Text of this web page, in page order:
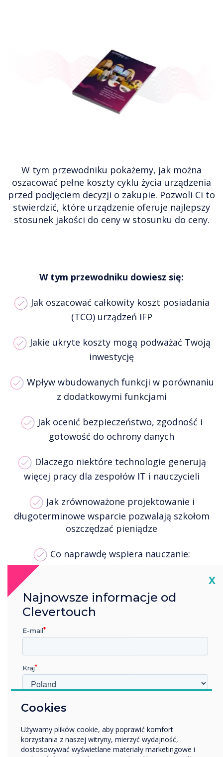
W tym przewodniku pokażemy, jak można
oszacować pełne koszty cyklu życia urządzenia
przed podjęciem decyzji o zakupie. Pozwoli Ci to
stwierdzić, które urządzenie oferuje najlepszy
stosunek jakości do ceny w stosunku do ceny.
W tym przewodniku dowiesz się:
Jak oszacować całkowity koszt posiadania
(TCO) urządzeń IFP
Jakie ukryte koszty mogą podważać Twoją
inwestycję
Wpływ wbudowanych funkcji w porównaniu
z dodatkowymi funkcjami
Jak ocenić bezpieczeństwo, zgodność i
gotowość do ochrony danych
Dlaczego niektóre technologie generują
więcej pracy dla zespołów IT i nauczycieli
Jak zrównoważone projektowanie i
długoterminowe wsparcie pozwalają szkołom
oszczędzać pieniądze
Co naprawdę wspiera nauczanie:
użyteczność, niezawodność i inteligentna
Niezależnie od tego, czy jesteś w trakcie
wdrażania, czy też dokonujesz przeglądu
konfiguracji swojej klasy, ten przewodnik
się, że Twoje rozwiązania edukacyjno-
technologiczne są dostosowane do celu i
Wypełnij poniższy formularz, aby
pobrać przewodnik
Cookies
Używamy plików cookie, aby poprawić komfort
korzystania z naszej witryny, mierzyć wydajność,
dostosowywać wyświetlane materiały marketingowe i
X
Najnowsze informacje od
Clevertouch
E-mail
Kraj
W jakiej branży pracujesz?
Przedsiębiorstwo
Inne